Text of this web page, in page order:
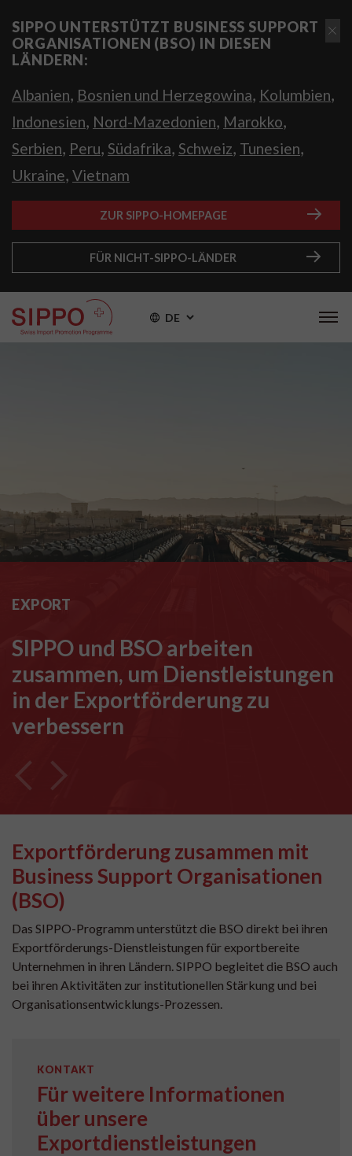
SIPPO UNTERSTÜTZT BUSINESS SUPPORT
ORGANISATIONEN (BSO) IN DIESEN
LÄNDERN:
Albanien, Bosnien und Herzegowina, Kolumbien,
Indonesien, Nord-Mazedonien, Marokko,
Serbien, Peru, Südafrika, Schweiz, Tunesien,
Ukraine, Vietnam
ZUR SIPPO-HOMEPAGE
FÜR NICHT-SIPPO-LÄNDER
DE
EXPORT
SIPPO und BSO arbeiten
zusammen, um Dienstleistungen
in der Exportförderung zu
verbessern
Exportförderung zusammen mit
Business Support Organisationen
(BSO)
Das SIPPO-Programm unterstützt die BSO direkt bei ihren
Exportförderungs-Dienstleistungen für exportbereite
Unternehmen in ihren Ländern. SIPPO begleitet die BSO auch
bei ihren Aktivitäten zur institutionellen Stärkung und bei
Organisationsentwicklungs-Prozessen.
KONTAKT
Für weitere Informationen
über unsere
Exportdienstleistungen